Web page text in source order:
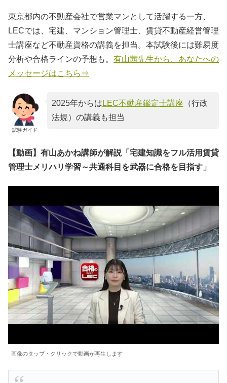
東京都内の不動産会社で営業マンとして活躍する一方、
LECでは、宅建、マンション管理士、賃貸不動産経営管理
士講座など不動産資格の講義を担当。本試験後には難易度
分析や合格ラインの予想も。 有山茜先生から、あなたへの
メッセージはこちら⇒
試験ガイド
2025年からは LEC不動産鑑定士講座 （行政
法規）の講義も担当
【動画】有山あかね講師が解説「宅建知識をフル活用賃貸
管理士メリハリ学習～共通科目を武器に合格を目指す」
画像のタップ・クリックで動画が再生します